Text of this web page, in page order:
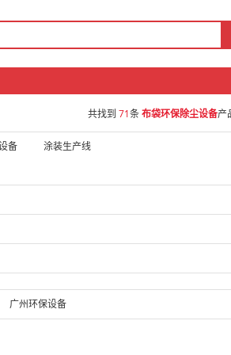
共找到 71条布袋环保除尘设备产
备
涂装生产线
广州环保设备